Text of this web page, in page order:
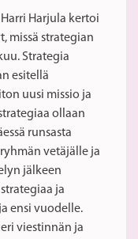
Harjula kertoi
missä strategian
Strategia
esitellä
uusi missio ja
ollaan
runsasta
vetäjälle ja
jälkeen
ja
ensi vuodelle.
viestinnän ja